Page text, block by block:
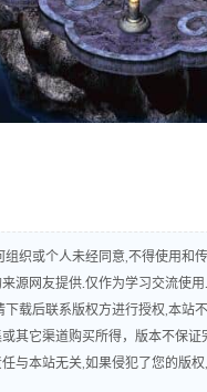
织或个人未经同意,不得使用和
源网友提供.仅作为学习交流使
载后联系版权方进行授权,本站
其它渠道购买所得，版本不保证
与本站无关,如果侵犯了您的版